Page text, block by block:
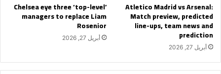
Atletico Madrid vs Arsenal:
Match preview, predicted
line-ups, team news and
prediction
أبريل 27, 2026
Chelsea eye three ‘top-level’
managers to replace Liam
Rosenior
أبريل 27, 2026